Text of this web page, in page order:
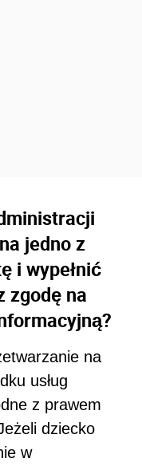
jedno z
i wypełnić
zgodę na
na
usług
z prawem
dziecko
w